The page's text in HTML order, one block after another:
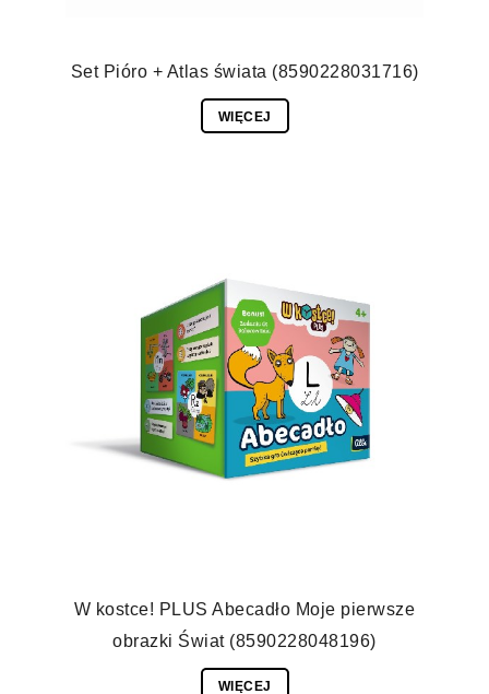
Set Pióro + Atlas świata (8590228031716)
WIĘCEJ
W kostce! PLUS Abecadło Moje pierwsze
obrazki Świat (8590228048196)
WIĘCEJ